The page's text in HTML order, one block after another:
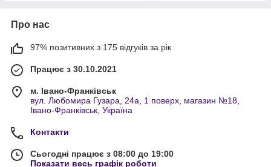
Про нас
97% позитивних з 175 відгуків за рік
Працює з 30.10.2021
м. Івано-Франківськ
вул. Любомира Гузара, 24а, 1 поверх, магазин №18,
Івано-Франківськ, Україна
Контакти
Сьогодні працює з 08:00 до 19:00
Показати весь графік роботи